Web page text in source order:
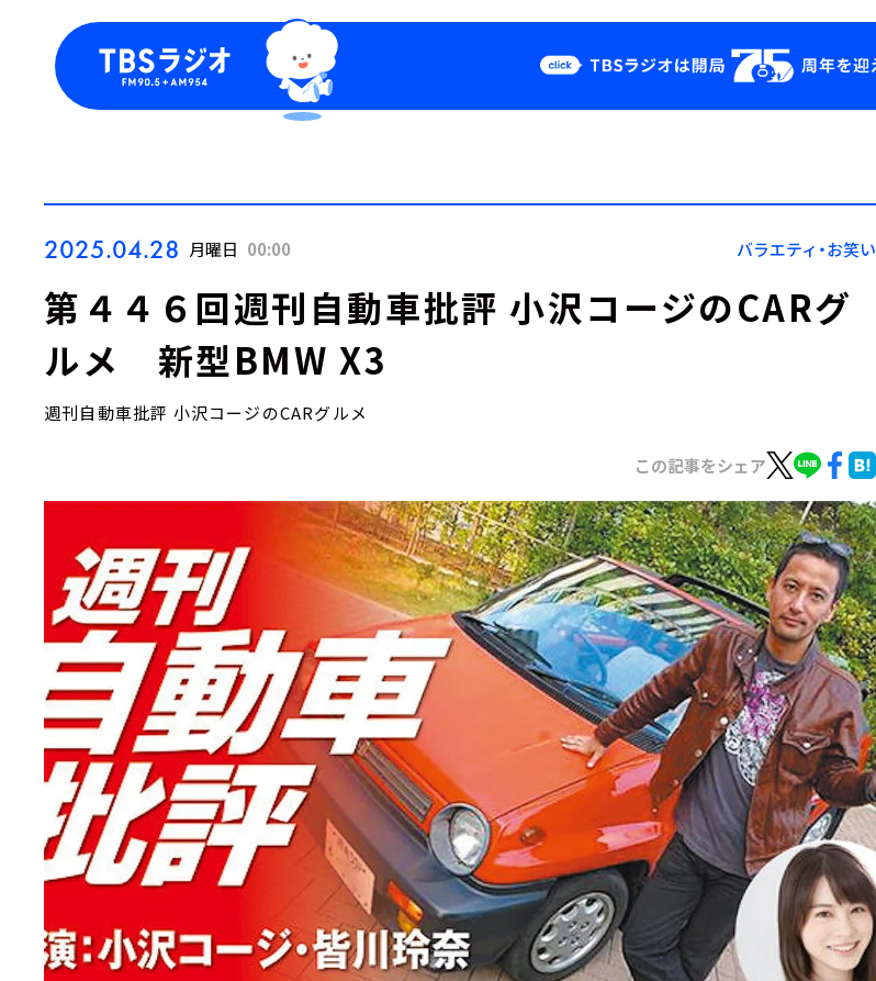
Podcast
YouTube
会社情報
2025.04.28 月曜日 00:00 バラエティ・お笑い
第４４６回週刊自動車批評 小沢コージのCARグ
ルメ 新型BMW X3
週刊自動車批評 小沢コージのCARグルメ
この記事をシェア